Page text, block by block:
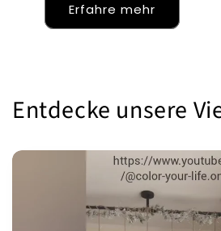
Erfahre mehr
Entdecke unsere